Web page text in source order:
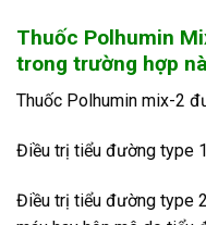
Thuốc Polhumin
trong trường hợp
Thuốc Polhumin mix-2
Điều trị tiểu đường type 1
Điều trị tiểu đường type